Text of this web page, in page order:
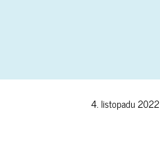
4. listopadu 2022